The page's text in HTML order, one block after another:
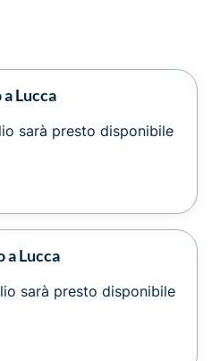
Lucca
sarà presto disponibile
a Lucca
sarà presto disponibile